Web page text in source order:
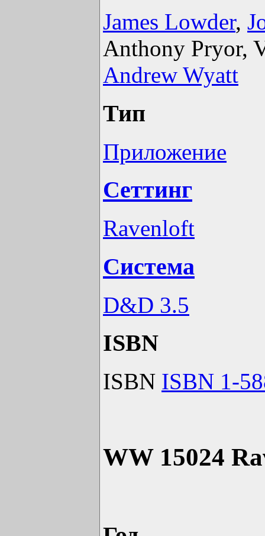
James Lowder,
Anthony Pryor,
Andrew Wyatt
Тип
Приложение
Сеттинг
Ravenloft
Система
D&D 3.5
ISBN
ISBN ISBN 1-
WW 15024